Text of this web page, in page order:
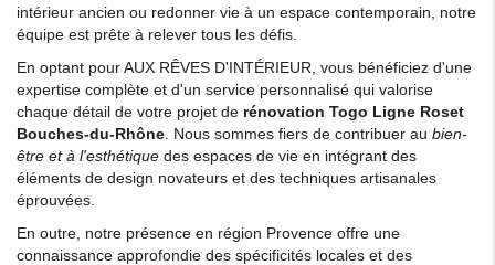
intérieur ancien ou redonner vie à un espace contemporain, notre
équipe est prête à relever tous les défis.
En optant pour AUX RÊVES D'INTÉRIEUR, vous bénéficiez d'une
expertise complète et d'un service personnalisé qui valorise
chaque détail de votre projet de rénovation Togo Ligne Roset
Bouches-du-Rhône . Nous sommes fiers de contribuer au bien-
être et à l'esthétique des espaces de vie en intégrant des
éléments de design novateurs et des techniques artisanales
éprouvées.
En outre, notre présence en région Provence offre une
connaissance approfondie des spécificités locales et des